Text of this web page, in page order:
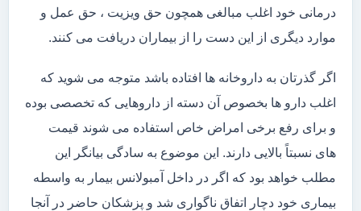
درمانی خود اغلب مبالغی همچون حق ویزیت ، حق عمل و
موارد دیگری از این دست را از بیماران دریافت می کنند.
اگر گذرتان به داروخانه ها افتاده باشد متوجه می شوید که
اغلب دارو ها بخصوص آن دسته از داروهایی که تخصصی بوده
و برای رفع برخی امراض خاص استفاده می شوند قیمت
های نسبتاً بالایی دارند. این موضوع به سادگی بیانگر این
مطلب خواهد بود که اگر در داخل آمبولانس بیمار به واسطه
بیماری خود دچار اتفاق ناگواری شد و پزشکان حاضر در آنجا